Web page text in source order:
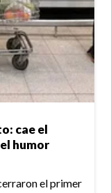
cae el
humor
el primer